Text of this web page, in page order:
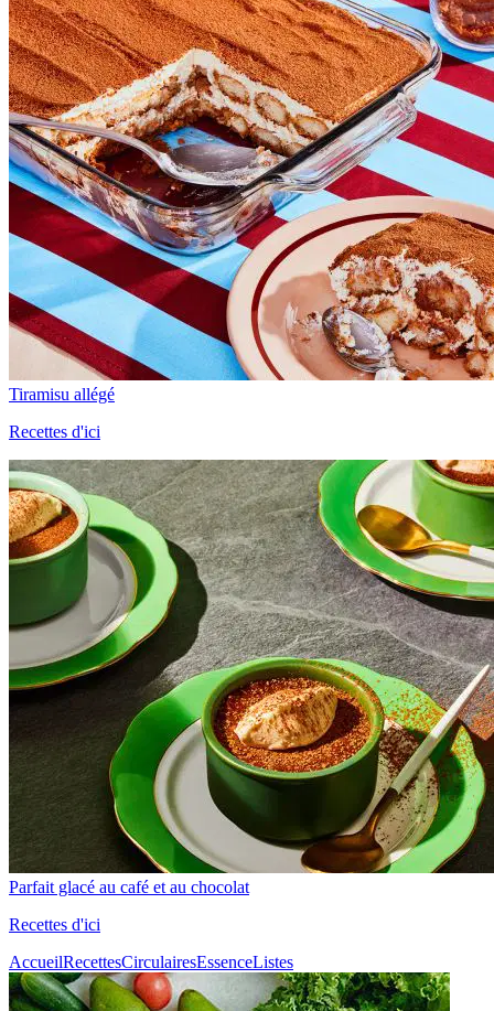
Tiramisu allégé
Recettes d'ici
Parfait glacé au café et au chocolat
Recettes d'ici
AccueilRecettesCirculairesEssenceListes